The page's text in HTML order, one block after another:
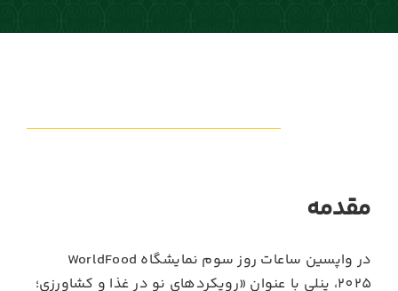
مقدمه
در واپسین ساعات روز سوم نمایشگاه WorldFood
2025، پنلی با عنوان «رویکردهای نو در غذا و کشاورزی؛